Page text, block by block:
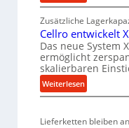
f
s
r
M
e
c
h
a
n
i
s
Zusätzliche
Cellro entwickelt
Das neue System
ermöglicht
skalierbaren
Weiterlesen:
C
l
Lieferketten bleiben